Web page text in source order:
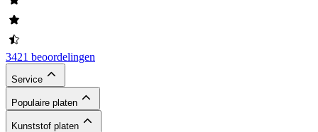
3421 beoordelingen
Service
Populaire platen
Kunststof platen